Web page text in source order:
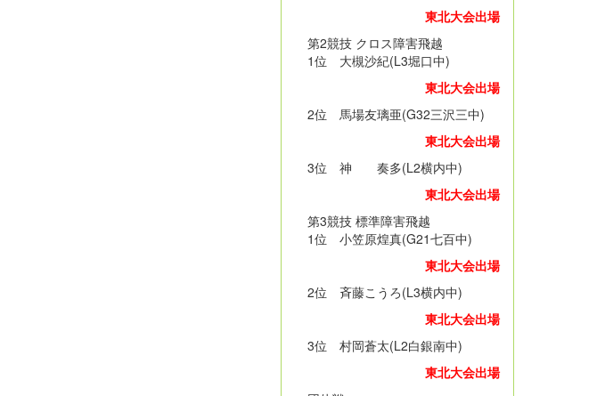
東北大会出場
第2競技 クロス障害飛越
1位 大槻沙紀(L3堀口中)
東北大会出場
2位 馬場友璃亜(G32三沢三中)
東北大会出場
3位 神 奏多(L2横内中)
東北大会出場
第3競技 標準障害飛越
1位 小笠原煌真(G21七百中)
東北大会出場
2位 斉藤こうろ(L3横内中)
東北大会出場
3位 村岡蒼太(L2白銀南中)
東北大会出場